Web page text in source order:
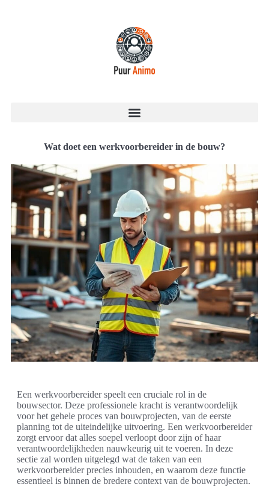
Wat doet een werkvoorbereider in de bouw?
Een werkvoorbereider speelt een cruciale rol in de
bouwsector. Deze professionele kracht is verantwoordelijk
voor het gehele proces van bouwprojecten, van de eerste
planning tot de uiteindelijke uitvoering. Een werkvoorbereider
zorgt ervoor dat alles soepel verloopt door zijn of haar
verantwoordelijkheden nauwkeurig uit te voeren. In deze
sectie zal worden uitgelegd wat de taken van een
werkvoorbereider precies inhouden, en waarom deze functie
essentieel is binnen de bredere context van de bouwprojecten.